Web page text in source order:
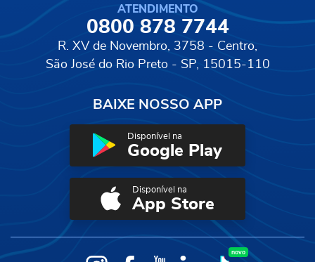
ATENDIMENTO
0800 878 7744
R. XV de Novembro, 3758 - Centro,
São José do Rio Preto - SP, 15015-110
BAIXE NOSSO APP
Disponível na
Google Play
Disponível na
App Store
novo